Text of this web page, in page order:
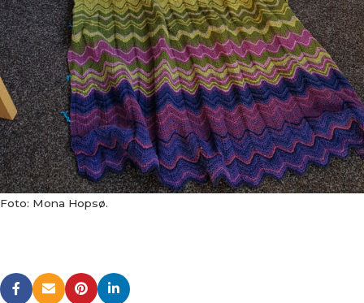
Foto: Mona Hopsø.